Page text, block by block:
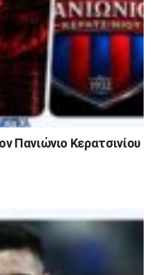
Πανιώνιο Κερατσινίου